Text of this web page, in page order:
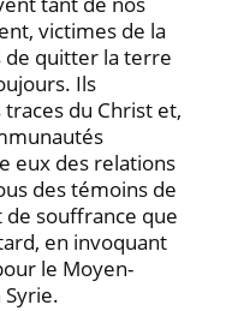
victimes de la
de quitter la terre
Ils
du Christ et,
eux des relations
des témoins de
de souffrance que
en invoquant
le Moyen-